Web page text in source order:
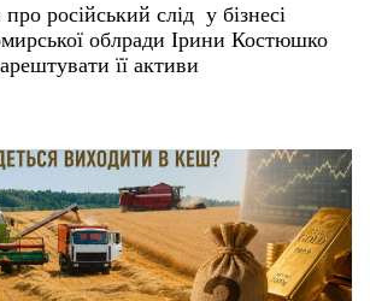
російський слід у бізнесі
облради Ірини Костюшко
її активи